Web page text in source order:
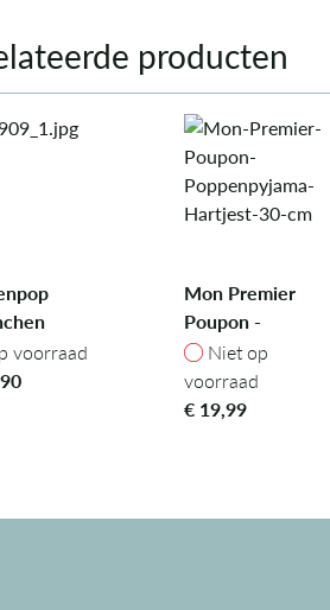
producten
voorraad
voorraad
Mon Premier
Poupon -
Poppenpyjama
Hartjest 30 cm
Niet op voorraad
Niet op
voorraad
€ 19,99